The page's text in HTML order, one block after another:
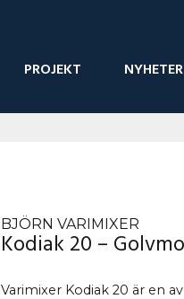
PROJEKT
BJÖRN VARIMIXER
Kodiak 20 –
Varimixer Kodiak 20 är en